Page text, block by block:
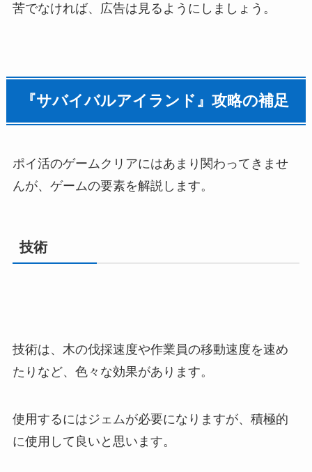
苦でなければ、広告は見るようにしましょう。
『サバイバルアイランド』攻略の補足
ポイ活のゲームクリアにはあまり関わってきませ
んが、ゲームの要素を解説します。
技術
技術は、木の伐採速度や作業員の移動速度を速め
たりなど、色々な効果があります。
使用するにはジェムが必要になりますが、積極的
に使用して良いと思います。